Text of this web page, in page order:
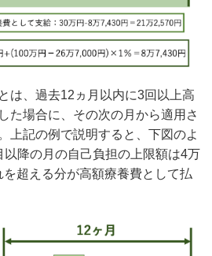
は、過去12ヵ月以内に3回以上高
た場合に、その次の月から適用さ
上記の例で説明すると、下図のよ
以降の月の自己負担の上限額は4万
超える分が高額療養費として払